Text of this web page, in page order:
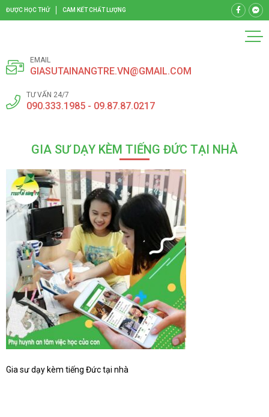
ĐƯỢC HỌC THỬ CAM KẾT CHẤT LƯỢNG
EMAIL
GIASUTAINANGTRE.VN@GMAIL.COM
TƯ VẤN 24/7
090.333.1985 - 09.87.87.0217
GIA SƯ DẠY KÈM TIẾNG ĐỨC TẠI NHÀ
Gia sư dạy kèm tiếng Đức tại nhà